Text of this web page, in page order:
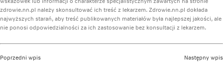
zdrowie.nn.pl należy skonsultować ich treść z lekarzem. Zdrowie.nn.pl dokłada
najwyższych starań, aby treść publikowanych materiałów była najlepszej jakości, ale
nie ponosi odpowiedzialności za ich zastosowanie bez konsultacji z lekarzem.
Poprzedni wpis Następny wpis